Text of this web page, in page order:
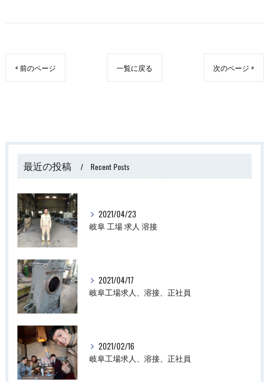
< 前のページ 一覧に戻る 次のページ >
最近の投稿 Recent Posts
2021/04/23
岐阜 工場 求人 溶接
2021/04/17
岐阜工場求人、溶接、正社員
2021/02/16
岐阜工場求人、溶接、正社員